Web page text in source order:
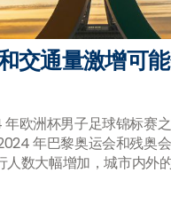
交通量激增可
欧洲杯男子足球锦标赛
年巴黎奥运会和残奥
人数大幅增加，城市内外